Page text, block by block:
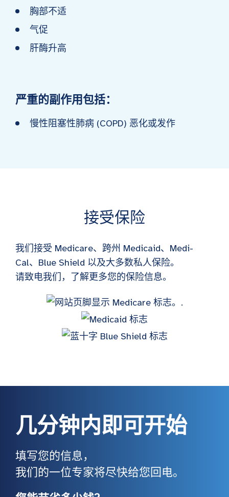
胸部不适
气促
肝酶升高
严重的副作用包括：
慢性阻塞性肺病 (COPD) 恶化或发作
接受保险
我们接受 Medicare、跨州 Medicaid、Medi-
Cal、Blue Shield 以及大多数私人保险。
请致电我们，了解更多您的保险信息。
几分钟内即可开始
填写您的信息，
我们的一位专家将尽快给您回电。